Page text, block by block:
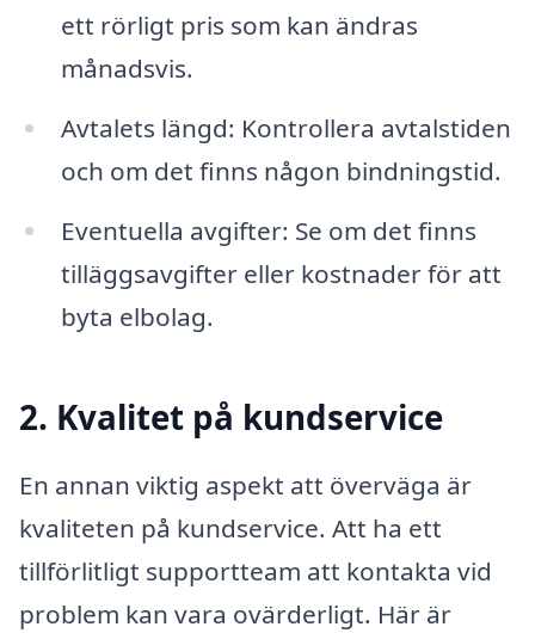
ett rörligt pris som kan ändras
månadsvis.
Avtalets längd: Kontrollera avtalstiden
och om det finns någon bindningstid.
Eventuella avgifter: Se om det finns
tilläggsavgifter eller kostnader för att
byta elbolag.
2. Kvalitet på kundservice
En annan viktig aspekt att överväga är
kvaliteten på kundservice. Att ha ett
tillförlitligt supportteam att kontakta vid
problem kan vara ovärderligt. Här är